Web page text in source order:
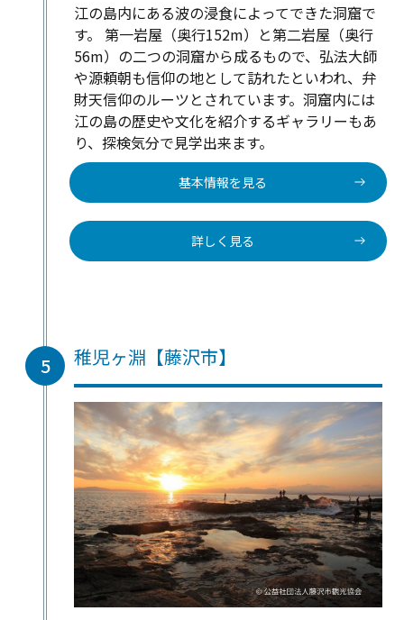
江の島内にある波の浸食によってできた洞窟で
す。 第一岩屋（奥行152m）と第二岩屋（奥行
56m）の二つの洞窟から成るもので、弘法大師
や源頼朝も信仰の地として訪れたといわれ、弁
財天信仰のルーツとされています。洞窟内には
江の島の歴史や文化を紹介するギャラリーもあ
り、探検気分で見学出来ます。
基本情報を見る
詳しく見る
5 稚児ヶ淵【藤沢市】